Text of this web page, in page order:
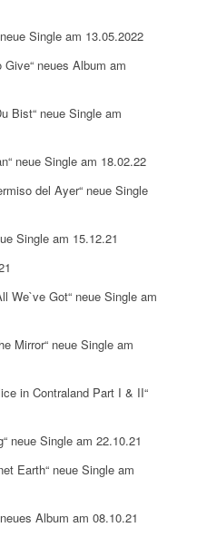
Single am 13.05.2022
neues Album am
Bist“ neue Single am
neue Single am 18.02.22
del Ayer“ neue Single
Single am 15.12.21
We`ve Got“ neue Single am
Mirror“ neue Single am
in Contraland Part I & II“
neue Single am 22.10.21
Earth“ neue Single am
Album am 08.10.21